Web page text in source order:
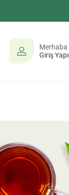
Merhaba
Giriş